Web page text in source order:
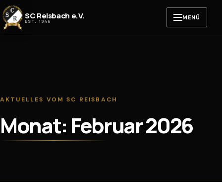
Zum Inhalt springen
SC Reisbach e.V.
EST. 1946 MENÜ
AKTUELLES VOM SC REISBACH
Monat: Februar 2026